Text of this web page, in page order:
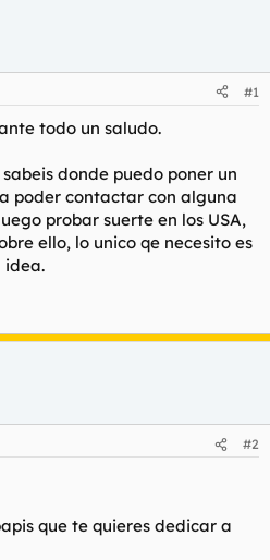
#1
todo un saludo.
donde puedo poner un
poder contactar con alguna
probar suerte en los USA,
ello, lo unico qe necesito es
idea.
#2
que te quieres dedicar a